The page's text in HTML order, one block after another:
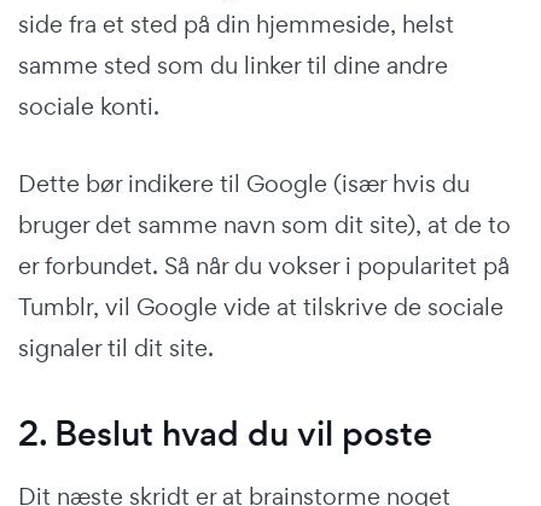
side fra et sted på din hjemmeside, helst
samme sted som du linker til dine andre
sociale konti.
Dette bør indikere til Google (især hvis du
bruger det samme navn som dit site), at de to
er forbundet. Så når du vokser i popularitet på
Tumblr, vil Google vide at tilskrive de sociale
signaler til dit site.
2. Beslut hvad du vil poste
Dit næste skridt er at brainstorme noget